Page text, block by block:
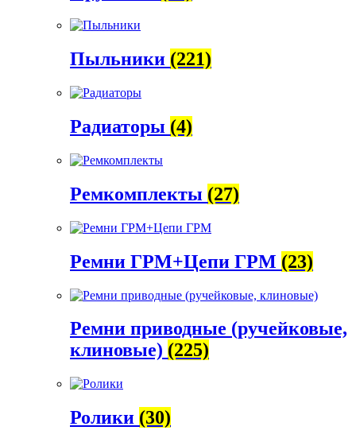
Пыльники (221)
Радиаторы (4)
Ремкомплекты (27)
Ремни ГРМ+Цепи ГРМ (23)
Ремни приводные (ручейковые,
клиновые) (225)
Ролики (30)